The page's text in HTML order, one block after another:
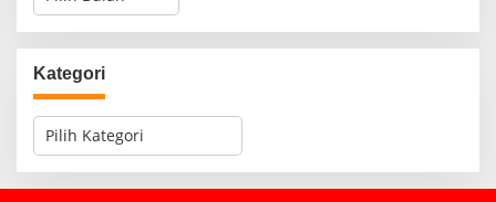
i
pKategori
K
e